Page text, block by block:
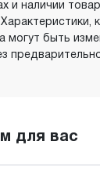
и наличии
могут быть
для вас